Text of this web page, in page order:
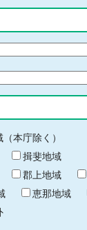
本庁除く）
揖斐地域
郡上地域
恵那地域